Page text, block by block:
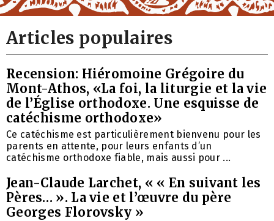
Articles populaires
Recension: Hiéromoine Grégoire du
Mont-Athos, «La foi, la liturgie et la vie
de l’Église orthodoxe. Une esquisse de
catéchisme orthodoxe»
Ce catéchisme est particulièrement bienvenu pour les
parents en attente, pour leurs enfants d’un
catéchisme orthodoxe fiable, mais aussi pour ...
Jean-Claude Larchet, « « En suivant les
Pères… ». La vie et l’œuvre du père
Georges Florovsky »